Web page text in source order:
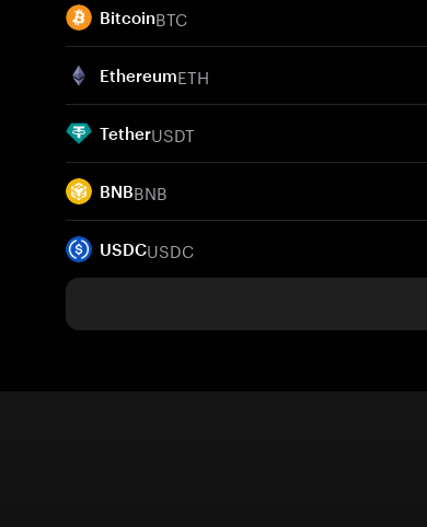
BitcoinBTC
EthereumETH
TetherUSDT
BNBBNB
USDCUSDC